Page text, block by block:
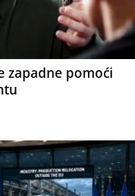
zapadne pomoći